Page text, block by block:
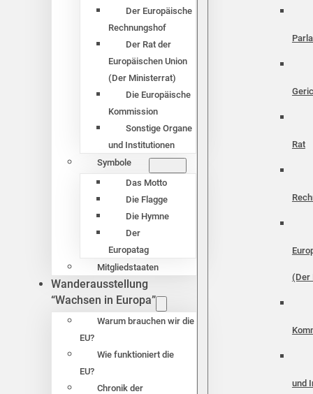
Der Europäische
Rechnungshof
Der Rat der
Europäischen Union
(Der Ministerrat)
Die Europäische
Kommission
Sonstige Organe
und Institutionen
Symbole
Das Motto
Die Flagge
Die Hymne
Der
Europatag
Mitgliedstaaten
Wanderausstellung
“Wachsen in Europa”
Warum brauchen wir die
EU?
Wie funktioniert die
EU?
Chronik der
Rat
(Der
und